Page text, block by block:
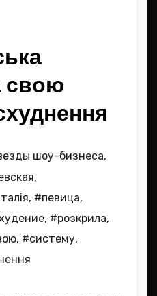
свою
шоу-бизнеса,
,
, #певица,
, #розкрила,
, #систему,